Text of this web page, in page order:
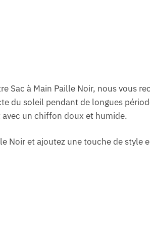
Sac à Main Paille Noir, nous vous
du soleil pendant de longues
un chiffon doux et humide.
Noir et ajoutez une touche de style